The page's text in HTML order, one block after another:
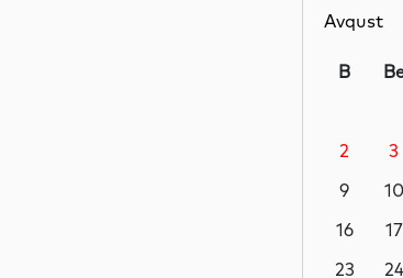
Dünya
Dünya
B
2
3
9
10
16
17
23
24